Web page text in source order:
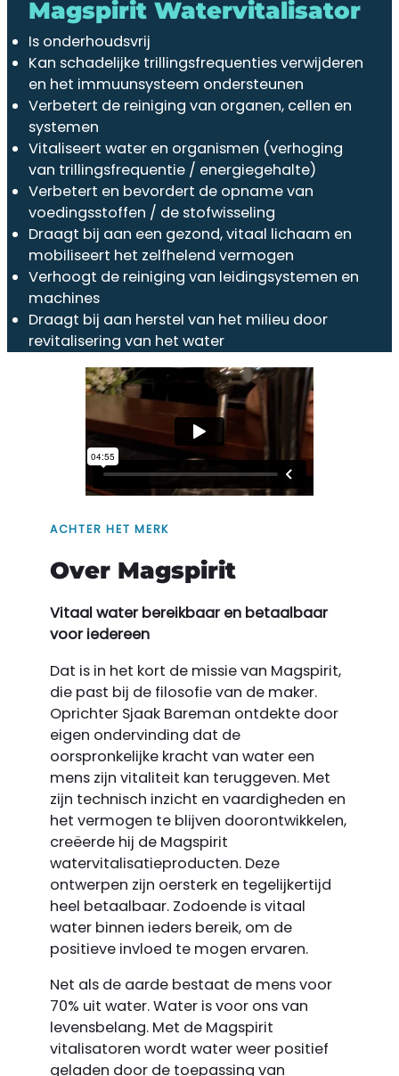
Magspirit Watervitalisator
Is onderhoudsvrij
Kan schadelijke trillingsfrequenties verwijderen
en het immuunsysteem ondersteunen
Verbetert de reiniging van organen, cellen en
systemen
Vitaliseert water en organismen (verhoging
van trillingsfrequentie / energiegehalte)
Verbetert en bevordert de opname van
voedingsstoffen / de stofwisseling
Draagt bij aan een gezond, vitaal lichaam en
mobiliseert het zelfhelend vermogen
Verhoogt de reiniging van leidingsystemen en
machines
Draagt bij aan herstel van het milieu door
revitalisering van het water
ACHTER HET MERK
Over Magspirit
Vitaal water bereikbaar en betaalbaar
voor iedereen
Dat is in het kort de missie van Magspirit,
die past bij de filosofie van de maker.
Oprichter Sjaak Bareman ontdekte door
eigen ondervinding dat de
oorspronkelijke kracht van water een
mens zijn vitaliteit kan teruggeven. Met
zijn technisch inzicht en vaardigheden en
het vermogen te blijven doorontwikkelen,
creëerde hij de Magspirit
watervitalisatie­producten. Deze
ontwerpen zijn oersterk en tegelijkertijd
heel betaalbaar. Zodoende is vitaal
water binnen ieders bereik, om de
positieve invloed te mogen ervaren.
Net als de aarde bestaat de mens voor
70% uit water. Water is voor ons van
levensbelang. Met de Magspirit
vitalisatoren wordt water weer positief
geladen door de toepassing van